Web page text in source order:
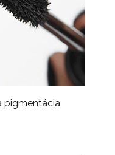
pigmentácia